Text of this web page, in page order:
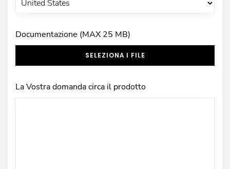
Documentazione (MAX 25 MB)
SELEZIONA I FILE
La Vostra domanda circa il prodotto